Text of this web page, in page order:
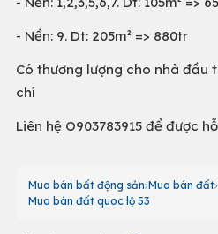
- Nền: 9. Dt: 205m² => 880tr
Có thương lượng cho nhà đầu
chí
Liên hệ O903783915 để được
Mua bán bất động sản Mua bán đất
Mua bán đất quoc lộ 53